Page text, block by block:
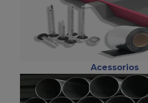
Acessorios